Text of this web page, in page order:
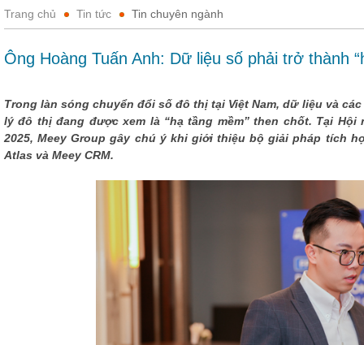
Trang chủ Tin tức Tin chuyên ngành
Ông Hoàng Tuấn Anh: Dữ liệu số phải trở thành
Trong làn sóng chuyển đổi số đô thị tại Việt Nam, dữ liệu và
lý đô thị đang được xem là “hạ tầng mềm” then chốt. Tại Hội
2025, Meey Group gây chú ý khi giới thiệu bộ giải pháp tích
Atlas và Meey CRM.